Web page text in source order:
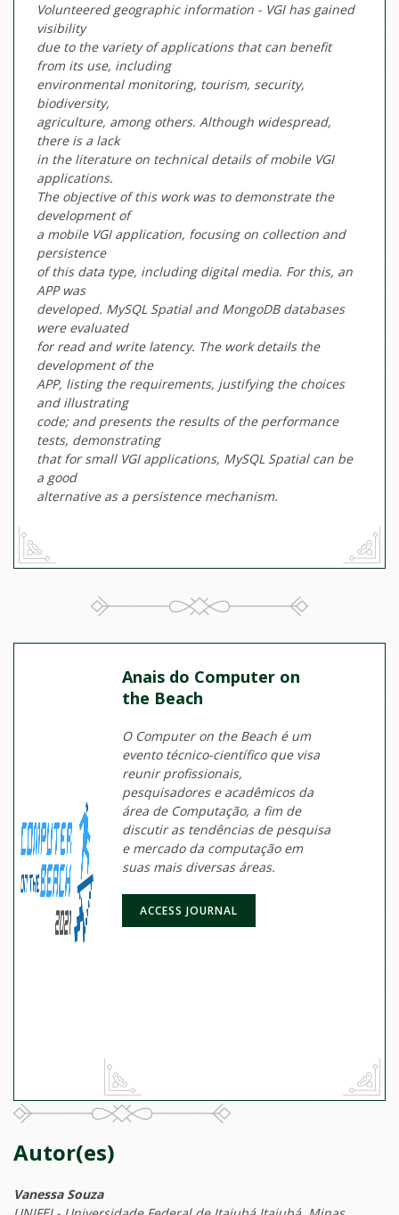
Volunteered geographic information - VGI has gained
visibility
due to the variety of applications that can benefit
from its use, including
environmental monitoring, tourism, security,
biodiversity,
agriculture, among others. Although widespread,
there is a lack
in the literature on technical details of mobile VGI
applications.
The objective of this work was to demonstrate the
development of
a mobile VGI application, focusing on collection and
persistence
of this data type, including digital media. For this, an
APP was
developed. MySQL Spatial and MongoDB databases
were evaluated
for read and write latency. The work details the
development of the
APP, listing the requirements, justifying the choices
and illustrating
code; and presents the results of the performance
tests, demonstrating
that for small VGI applications, MySQL Spatial can be
a good
alternative as a persistence mechanism.
Anais do Computer on
the Beach
O Computer on the Beach é um
evento técnico-científico que visa
reunir profissionais,
pesquisadores e acadêmicos da
área de Computação, a fim de
discutir as tendências de pesquisa
e mercado da computação em
suas mais diversas áreas.
ACCESS JOURNAL
Autor(es)
Vanessa Souza